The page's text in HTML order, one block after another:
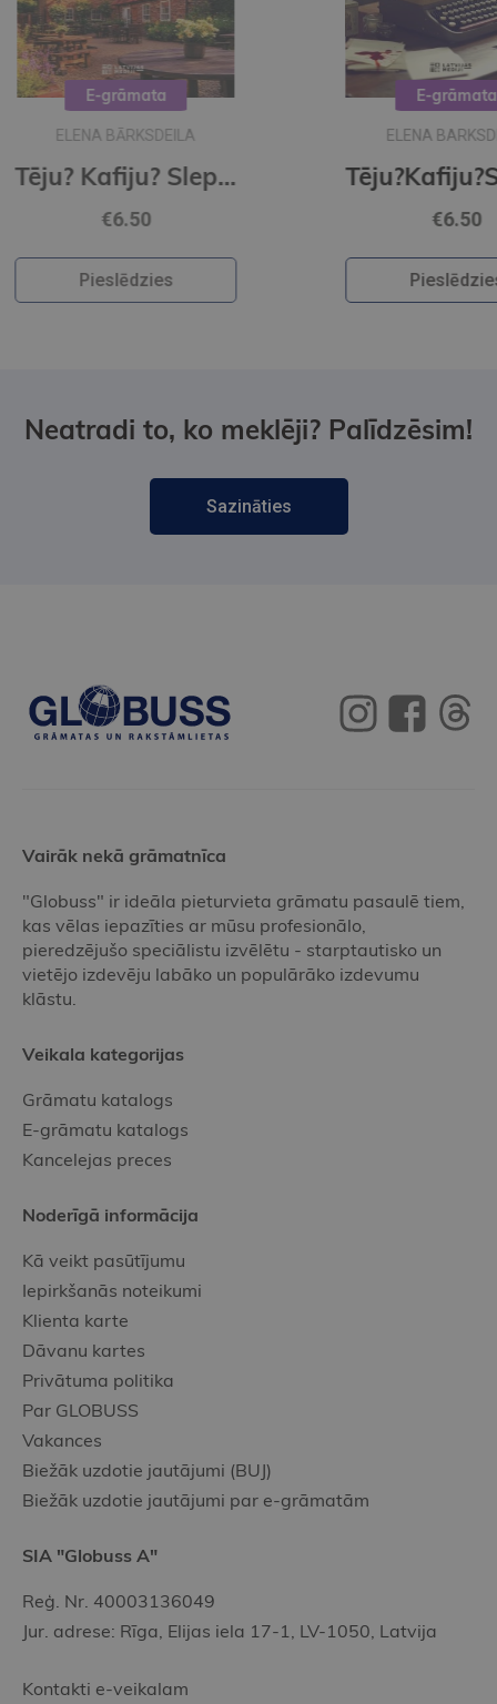
Tēju? Kafiju? Slepkavību! Melu meistarība (e-grāmata)
E-grāmata
ELENA BARKSDEILA
Tēju?Kafiju?Slepkavību! Īena O Šelija atvadu vārdi (e-grāmata)
Neatradi to, ko meklēji? Palīdzēsim!
Sazināties
Vairāk nekā grāmatnīca
"Globuss" ir ideāla pieturvieta grāmatu pasaulē tiem,
kas vēlas iepazīties ar mūsu profesionālo,
pieredzējušo speciālistu izvēlētu - starptautisko un
vietējo izdevēju labāko un populārāko izdevumu
klāstu.
Veikala kategorijas
Grāmatu katalogs
E-grāmatu katalogs
Kancelejas preces
Noderīgā informācija
Kā veikt pasūtījumu
Iepirkšanās noteikumi
Klienta karte
Dāvanu kartes
Privātuma politika
Par GLOBUSS
Vakances
Biežāk uzdotie jautājumi (BUJ)
Biežāk uzdotie jautājumi par e-grāmatām
SIA "Globuss A"
Reģ. Nr. 40003136049
Jur. adrese: Rīga, Elijas iela 17-1, LV-1050, Latvija
Kontakti e-veikalam